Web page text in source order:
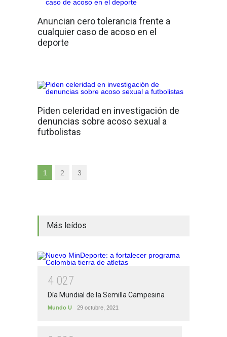
Anuncian cero tolerancia frente a
cualquier caso de acoso en el
deporte
Piden celeridad en investigación de
denuncias sobre acoso sexual a
futbolistas
1 2 3
Más leídos
4 027
Día Mundial de la Semilla Campesina
Mundo U 29 octubre, 2021